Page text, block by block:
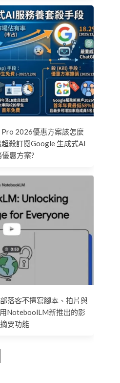
2026優惠方案該怎麼
殺訂閱Google 生成式AI
優惠方案?
落客不擅寫腳本、拍片與
NoteboolLM新推出的影
要功能